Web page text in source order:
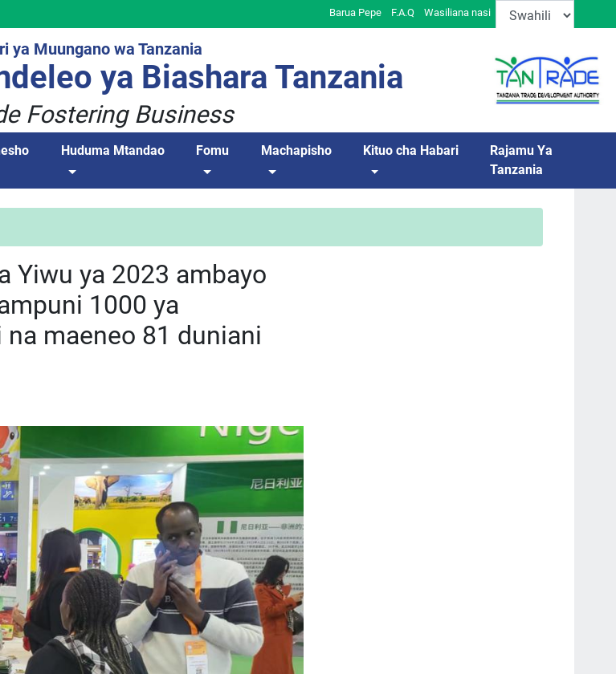
Wasiliana nasi
F.A.Q
Barua Pepe
ya Muungano wa Tanzania
ya Biashara Tanzania
Fostering Business
Huduma Mtandao Fomu Machapisho Kituo cha Habari
Rajamu Ya
Tanzania
Yiwu ya 2023 ambayo
1000 ya
maeneo 81 duniani